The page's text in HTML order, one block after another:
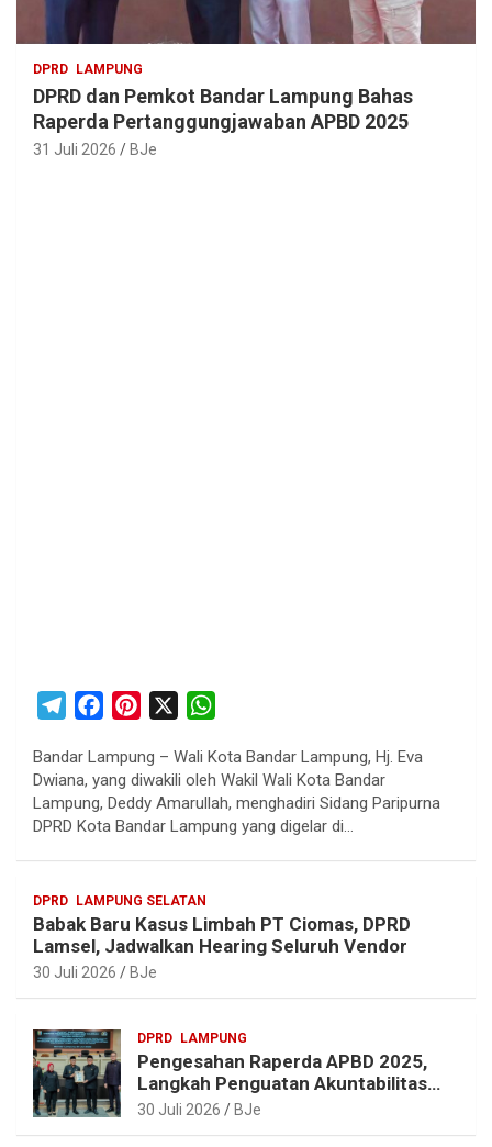
DPRD LAMPUNG
DPRD dan Pemkot Bandar Lampung Bahas
Raperda Pertanggungjawaban APBD 2025
31 Juli 2026 BJe
l
e
g
m
c
e
b
k
n
t
e
s
t
a
s
Bandar Lampung – Wali Kota Bandar Lampung, Hj. Eva
Dwiana, yang diwakili oleh Wakil Wali Kota Bandar
Lampung, Deddy Amarullah, menghadiri Sidang Paripurna
DPRD Kota Bandar Lampung yang digelar di…
DPRD LAMPUNG SELATAN
Babak Baru Kasus Limbah PT Ciomas, DPRD
Lamsel, Jadwalkan Hearing Seluruh Vendor
30 Juli 2026 BJe
DPRD LAMPUNG
Pengesahan Raperda APBD 2025,
Langkah Penguatan Akuntabilitas
dan Pembangunan Lampung
30 Juli 2026 BJe